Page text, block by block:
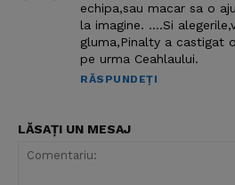
echipa,sau macar sa o
la imagine. ….Si
gluma,Pinalty a castigat
pe urma Ceahlaului.
RĂSPUNDEȚI
LĂSAȚI UN MESAJ